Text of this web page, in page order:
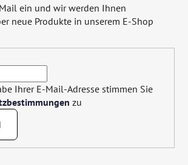
ein und wir werden Ihnen
neue Produkte in unserem E-Shop
Ihrer E-Mail-Adresse stimmen Sie
zu